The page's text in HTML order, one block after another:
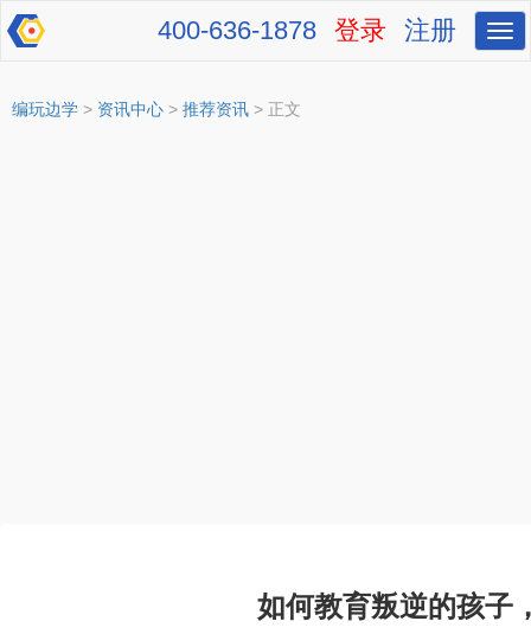
切
换
注册
登录
400-636-1878
编玩边学 > 资讯中心 > 推荐资讯 > 正文
如何教育叛逆的孩子